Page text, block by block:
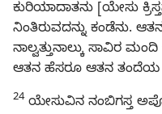
ಕುರಿಯಾದಾತನು [ಯೇಸು
ನಿಂತಿರುವದನ್ನು ಕಂಡೆನು.
ನಾಲ್ವತ್ತುನಾಲ್ಕು ಸಾವಿರ
ಆತನ ಹೆಸರೂ ಆತನ ತಂದೆಯ
24ಯೇಸುವಿನ ನಂಬಿಗಸ್ತ